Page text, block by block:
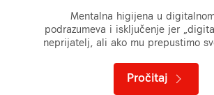
Mentalna higijena u
podrazumeva i isključenje jer
neprijatelj, ali ako mu prepustimo
Pročitaj